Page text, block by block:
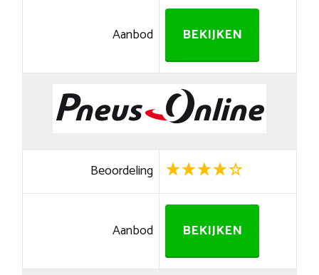
Aanbod BEKIJKEN
Beoordeling
Aanbod BEKIJKEN